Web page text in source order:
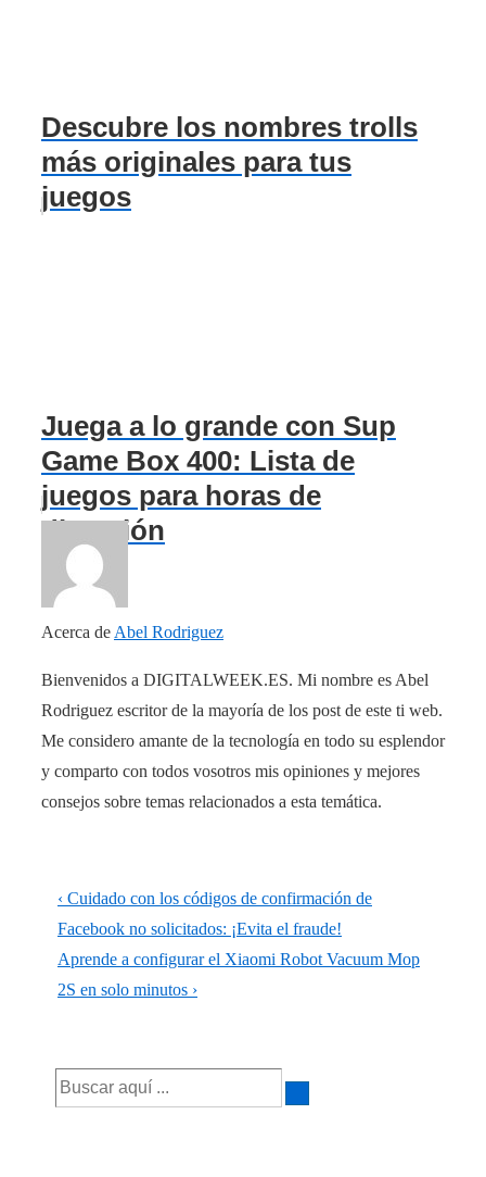
Descubre los nombres trolls
más originales para tus
juegos
Juega a lo grande con Sup
Game Box 400: Lista de
juegos para horas de
diversión
Acerca de Abel Rodriguez
Bienvenidos a DIGITALWEEK.ES. Mi nombre es Abel
Rodriguez escritor de la mayoría de los post de este ti web.
Me considero amante de la tecnología en todo su esplendor
y comparto con todos vosotros mis opiniones y mejores
consejos sobre temas relacionados a esta temática.
Navegación
de
entradas
La
entrada
anterior
es
‹ Cuidado con los códigos de confirmación de
Facebook no solicitados: ¡Evita el fraude!
La
entrada
Aprende a configurar el Xiaomi Robot Vacuum Mop
2S en solo minutos ›
Buscar